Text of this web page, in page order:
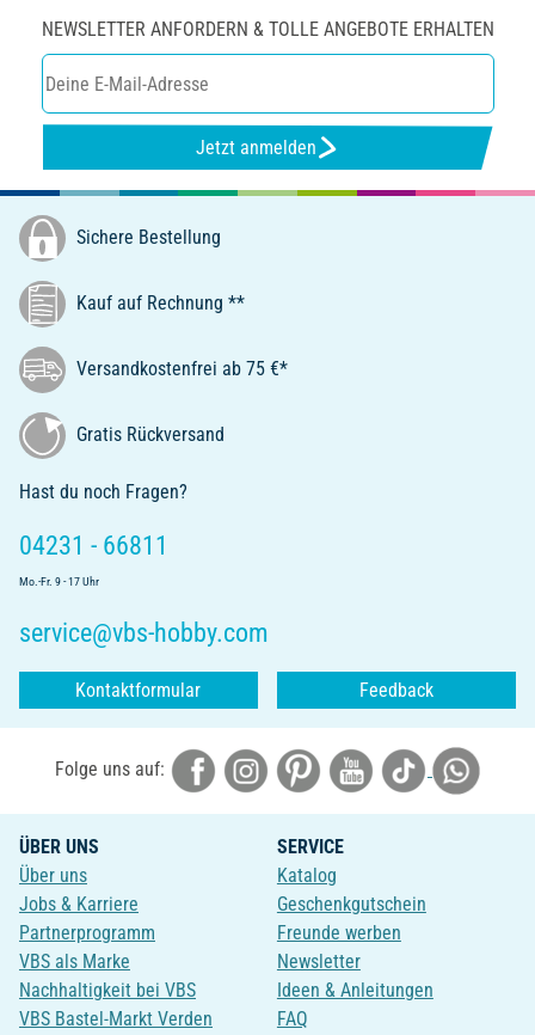
NEWSLETTER ANFORDERN & TOLLE ANGEBOTE ERHALTEN
Jetzt anmelden
Sichere Bestellung
Kauf auf Rechnung **
Versandkostenfrei ab 75 €*
Gratis Rückversand
Hast du noch Fragen?
04231 - 66811
Mo.-Fr. 9 - 17 Uhr
service@vbs-hobby.com
Kontaktformular Feedback
Folge uns auf:
ÜBER UNS
Über uns
Jobs & Karriere
Partnerprogramm
VBS als Marke
Nachhaltigkeit bei VBS
VBS Bastel-Markt Verden
SERVICE
Katalog
Geschenkgutschein
Freunde werben
Newsletter
Ideen & Anleitungen
FAQ